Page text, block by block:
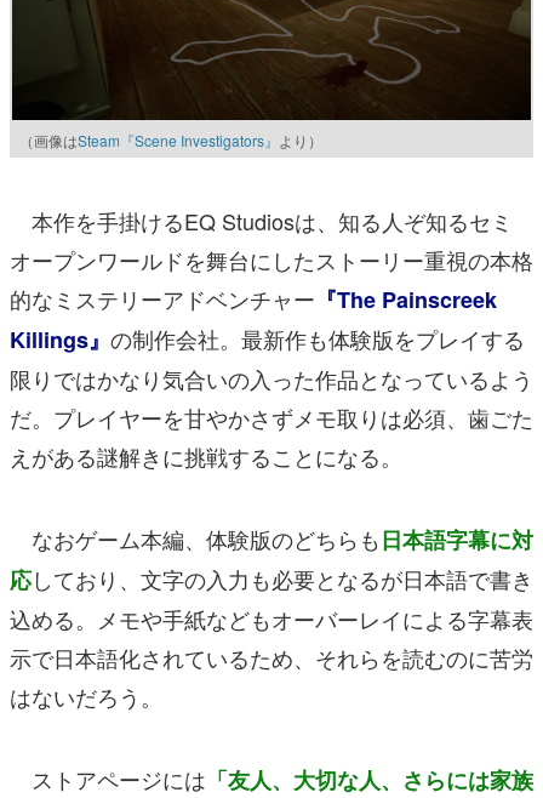
（画像はSteam『Scene Investigators』 より）
本作を手掛けるEQ Studiosは、知る人ぞ知るセミ
オープンワールドを舞台にしたストーリー重視の本格
的なミステリーアドベンチャー 『The Painscreek
Killings』 の制作会社。最新作も体験版をプレイする
限りではかなり気合いの入った作品となっているよう
だ。プレイヤーを甘やかさずメモ取りは必須、歯ごた
えがある謎解きに挑戦することになる。
なおゲーム本編、体験版のどちらも日本語字幕に対
応しており、文字の入力も必要となるが日本語で書き
込める。メモや手紙などもオーバーレイによる字幕表
示で日本語化されているため、それらを読むのに苦労
はないだろう。
ストアページには 「友人、大切な人、さらには家族